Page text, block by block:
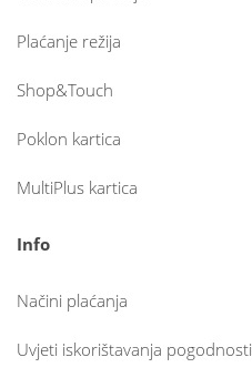
Plaćanje režija
Shop&Touch
Poklon kartica
MultiPlus kartica
Info
Načini plaćanja
Uvjeti iskorištavanja pogodnosti